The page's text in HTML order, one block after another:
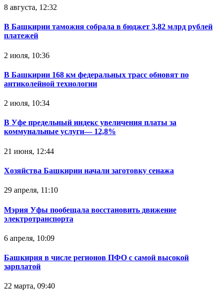
8 августа, 12:32
В Башкирии таможня собрала в бюджет 3,82 млрд рублей
платежей
2 июля, 10:36
В Башкирии 168 км федеральных трасс обновят по
антиколейной технологии
2 июля, 10:34
В Уфе предельный индекс увеличения платы за
коммунальные услуги— 12,8%
21 июня, 12:44
Хозяйства Башкирии начали заготовку сенажа
29 апреля, 11:10
Мэрия Уфы пообещала восстановить движение
электротранспорта
6 апреля, 10:09
Башкирия в числе регионов ПФО с самой высокой
зарплатой
22 марта, 09:40